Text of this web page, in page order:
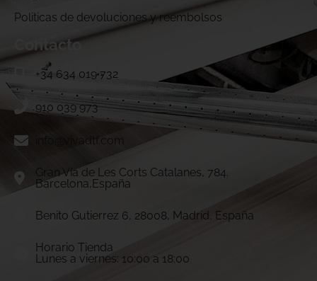
Politicas de devoluciones y reembolsos
Contacto
+34 634 019 732
910 039 973
info@vivadtf.com
Gran Vía de Les Corts Catalanes, 784.
Barcelona,España
Benito Gutierrez 6, 28008, Madrid, España
Horario Tienda
Lunes a viernes: 10:00 a 18:00